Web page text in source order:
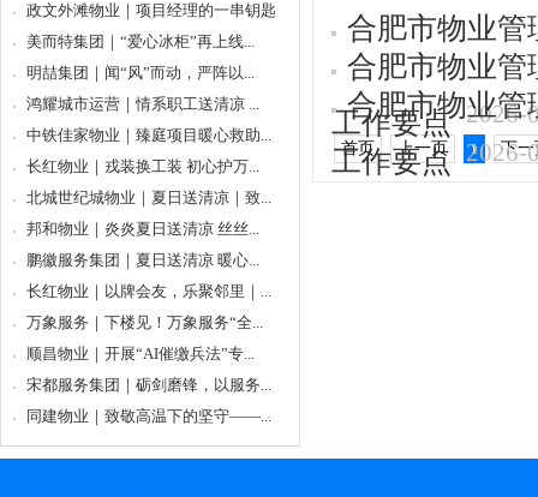
政文外滩物业｜项目经理的一串钥匙
美而特集团｜“爱心冰柜”再上线...
明喆集团｜闻“风”而动，严阵以...
鸿耀城市运营｜情系职工送清凉 ...
中铁佳家物业｜臻庭项目暖心救助...
长红物业｜戎装换工装 初心护万...
北城世纪城物业｜夏日送清凉｜致...
邦和物业｜炎炎夏日送清凉 丝丝...
鹏徽服务集团｜夏日送清凉 暖心...
长红物业｜以牌会友，乐聚邻里｜...
万象服务｜下楼见！万象服务“全...
顺昌物业｜开展“AI催缴兵法”专...
宋都服务集团｜砺剑磨锋，以服务...
同建物业｜致敬高温下的坚守——...
合肥市物业管
合肥市物业管
工作要点 2026-
合肥市物业管
工作要点 2026-
首页 上一页 1 下一